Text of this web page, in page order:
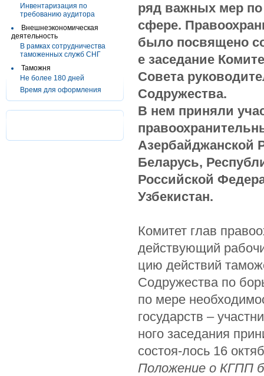
Инвентаризация по
требованию аудитора
Внешнеэкономическая
деятельность
В рамках сотрудничества
таможенных служб СНГ
Таможня
Не более 180 дней
Время для оформления
ряд важных мер по
сфере.
было посвящено
е заседание
Совета
Содружества.
В нем приняли
Азербайджанской
Беларусь,
Российской
Узбекистан.
Комитет глав
действующий
цию действий
Содружества по
по мере
государств –
ного заседания
состоя-лось 16
Положение о КГПП